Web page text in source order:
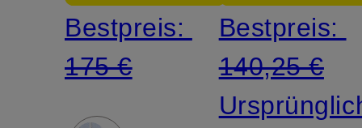
Bestpreis:
175 €
Bestpreis:
140,25 €